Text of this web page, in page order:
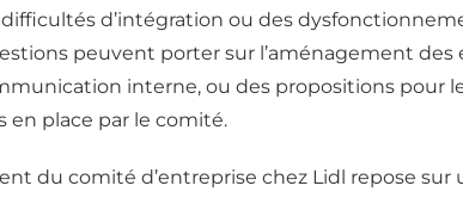
d’intégration ou des
peuvent porter sur l’aménagement des
interne, ou des propositions pour
en place par le comité.
du comité d’entreprise chez Lidl repose sur